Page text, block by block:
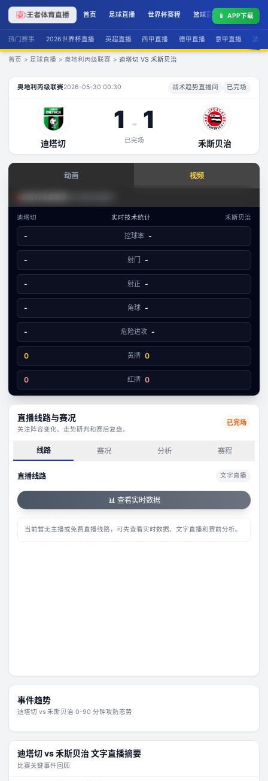
首页 足球直播 世界杯赛程 篮球直播 联赛积分
📱 APP下载
热门赛事 2026世界杯直播 英超直播 西甲直播 德甲直播 意甲直播 法甲
首页 > 足球直播 > 奥地利丙级联赛 > 迪塔切 VS 禾斯贝治
迪塔切VS禾斯贝治 直播
奥地利丙级联赛2026-05-30 00:30 战术趋势直播间 已完场
迪塔切
1 - 1
已完场 禾斯贝治
动画 视频
奥地利丙级联赛
已结束
迪塔切
1
数据视图
-
禾斯贝治
1
迪塔切 实时技术统计 禾斯贝治
- 控球率 -
- 射门 -
- 射正 -
- 角球 -
- 危险进攻 -
0 黄牌 0
0 红牌 0
直播线路与赛况
关注阵容变化、走势研判和赛后复盘。
已完场
线路 赛况 分析 赛程
直播线路 文字直播
📊 查看实时数据
当前暂无主播或免费直播线路，可先查看实时数据、文字直播和赛前分析。
事件趋势
迪塔切 vs 禾斯贝治 0-90 分钟攻防态势
迪塔切vs禾斯贝治文字直播摘要
比赛关键事件回顾